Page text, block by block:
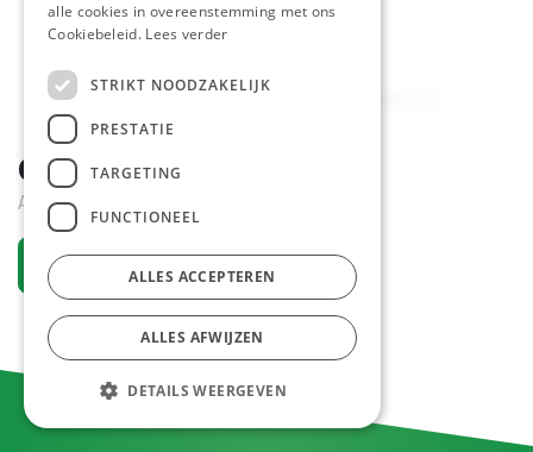
Chocomousse Debic 1 L
Active
Request an account
alle cookies in overeenstemming met ons
Cookiebeleid. Lees verder
STRIKT NOODZAKELIJK
PRESTATIE
TARGETING
FUNCTIONEEL
ALLES ACCEPTEREN
ALLES AFWIJZEN
DETAILS WEERGEVEN